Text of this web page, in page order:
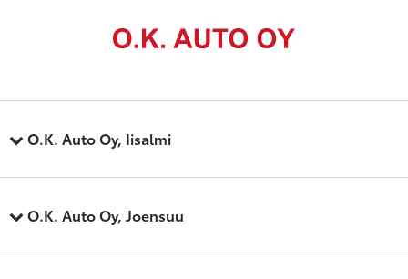
O.K. Auto Oy, Iisalmi
O.K. Auto Oy, Joensuu